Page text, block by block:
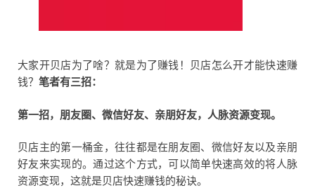
大家开贝店为了啥？就是为了赚钱！贝店怎么开才能快速赚
钱？ 笔者有三招：
第一招，朋友圈、微信好友、亲朋好友，人脉资源变现。
贝店主的第一桶金，往往都是在朋友圈、微信好友以及亲朋
好友来实现的。通过这个方式，可以简单快速高效的将人脉
资源变现，这就是贝店快速赚钱的秘诀。